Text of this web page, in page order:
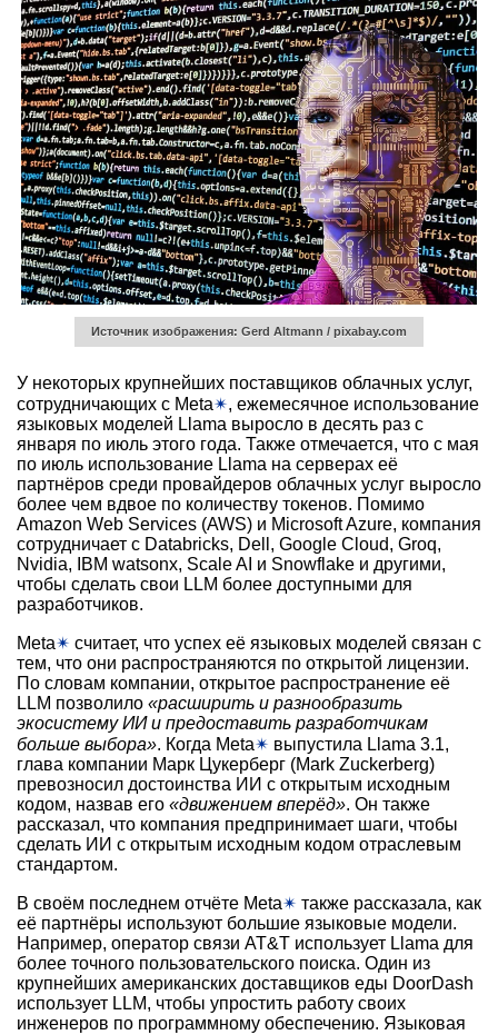
Источник изображения: Gerd Altmann / pixabay.com
У некоторых крупнейших поставщиков облачных услуг,
сотрудничающих с Meta✴, ежемесячное использование
языковых моделей Llama выросло в десять раз с
января по июль этого года. Также отмечается, что с мая
по июль использование Llama на серверах её
партнёров среди провайдеров облачных услуг выросло
более чем вдвое по количеству токенов. Помимо
Amazon Web Services (AWS) и Microsoft Azure, компания
сотрудничает с Databricks, Dell, Google Cloud, Groq,
Nvidia, IBM watsonx, Scale AI и Snowflake и другими,
чтобы сделать свои LLM более доступными для
разработчиков.
Meta✴ считает, что успех её языковых моделей связан с
тем, что они распространяются по открытой лицензии.
По словам компании, открытое распространение её
LLM позволило «расширить и разнообразить
экосистему ИИ и предоставить разработчикам
больше выбора». Когда Meta✴ выпустила Llama 3.1,
глава компании Марк Цукерберг (Mark Zuckerberg)
превозносил достоинства ИИ с открытым исходным
кодом, назвав его «движением вперёд». Он также
рассказал, что компания предпринимает шаги, чтобы
сделать ИИ с открытым исходным кодом отраслевым
стандартом.
В своём последнем отчёте Meta✴ также рассказала, как
её партнёры используют большие языковые модели.
Например, оператор связи AT&T использует Llama для
более точного пользовательского поиска. Один из
крупнейших американских доставщиков еды DoorDash
использует LLM, чтобы упростить работу своих
инженеров по программному обеспечению. Языковая